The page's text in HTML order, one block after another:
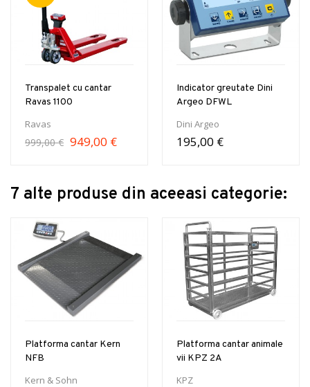
Transpalet cu cantar
Ravas 1100
Ravas
999,00 € 949,00 €
Indicator greutate Dini
Argeo DFWL
Dini Argeo
195,00 €
7 alte produse din aceeasi categorie:
Platforma cantar Kern
NFB
Kern & Sohn
Platforma cantar animale
vii KPZ 2A
KPZ